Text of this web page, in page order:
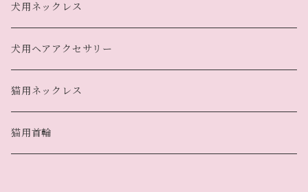
犬用ネックレス
犬用ヘアアクセサリー
猫用ネックレス
猫用首輪